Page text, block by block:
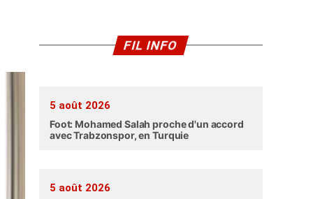
FIL INFO
5 août 2026
Foot: Mohamed Salah proche d'un accord
avec Trabzonspor, en Turquie
5 août 2026